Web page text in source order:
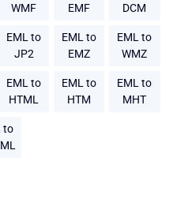
WMF
EMF
DCM
EML to
JP2
EML to
EMZ
EML to
WMZ
EML to
HTML
EML to
HTM
EML to
MHT
to